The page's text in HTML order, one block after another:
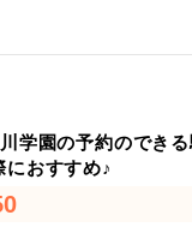
学園の予約のでき
おすすめ♪